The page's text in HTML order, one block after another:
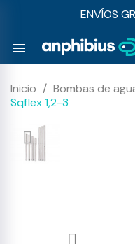
ENVÍOS
menu
Inicio Bombas de
Sqflex 1,2-3